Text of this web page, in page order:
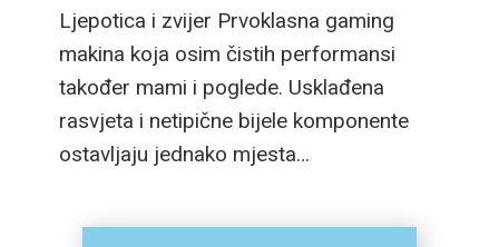
Ljepotica i zvijer Prvoklasna gaming
makina koja osim čistih performansi
također mami i poglede. Usklađena
rasvjeta i netipične bijele komponente
ostavljaju jednako mjesta…